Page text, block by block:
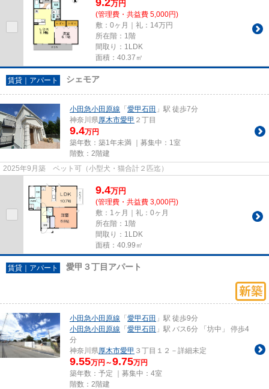
万円
(管理費・共益費 5,000円)
敷：0ヶ月｜礼：14万円
所在階：1階
間取り：1LDK
面積：40.37㎡
賃貸｜アパート シェモア
小田急小田原線 「愛甲石田 」駅 徒歩7分
神奈川県厚木市愛甲 ２丁目
9.4万円
築年数：築1年未満 ｜募集中： 1室
階数：2階建
2025年9月築 ペット可（小型犬・猫合計２匹迄）
9.4万円
(管理費・共益費 3,000円)
敷：1ヶ月｜礼：0ヶ月
所在階：1階
間取り：1LDK
面積：40.99㎡
賃貸｜アパート 愛甲３丁目アパート
小田急小田原線 「愛甲石田 」駅 徒歩9分
小田急小田原線 「愛甲石田 」駅 バス6分 「坊中」 停歩4
分
神奈川県厚木市愛甲 ３丁目１２－詳細未定
9.55万円～9.75万円
築年数：予定 ｜募集中： 4室
階数：2階建